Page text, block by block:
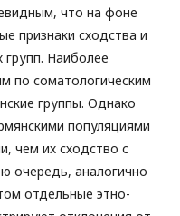
что на фоне
признаки сходства и
групп. Наиболее
по соматологическим
группы. Однако
популяциями
чем их сходство с
очередь, аналогично
отдельные этно-